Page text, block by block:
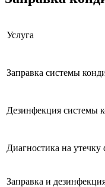
Услуга
Заправка системы
Дезинфекция системы
Диагностика на утечку
Заправка и